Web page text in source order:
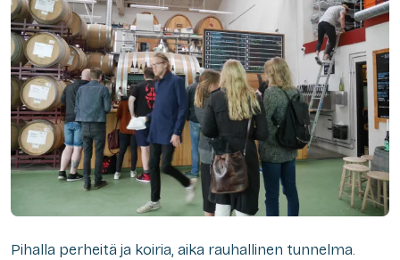
Pihalla perheitä ja koiria, aika rauhallinen tunnelma.